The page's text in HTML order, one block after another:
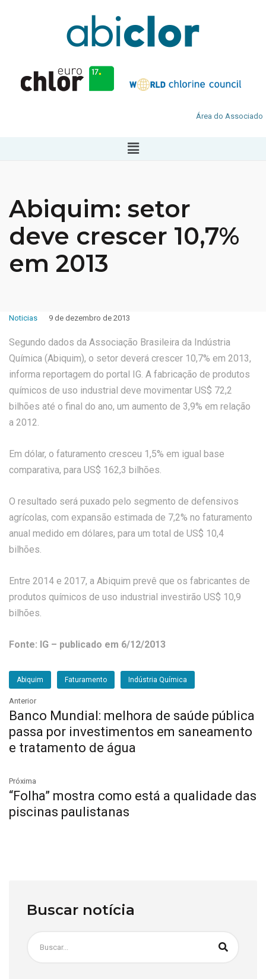
Área do Associado
Abiquim: setor
deve crescer 10,7%
em 2013
Noticias 9 de dezembro de 2013
Segundo dados da Associação Brasileira da Indústria
Química (Abiquim), o setor deverá crescer 10,7% em 2013,
informa reportagem do portal IG. A fabricação de produtos
químicos de uso industrial deve movimentar US$ 72,2
bilhões até o final do ano, um aumento de 3,9% em relação
a 2012.
Em dólar, o faturamento cresceu 1,5% em igual base
comparativa, para US$ 162,3 bilhões.
O resultado será puxado pelo segmento de defensivos
agrícolas, com expansão estimada de 7,2% no faturamento
anual medido em dólares, para um total de US$ 10,4
bilhões.
Entre 2014 e 2017, a Abiquim prevê que os fabricantes de
produtos químicos de uso industrial investirão US$ 10,9
bilhões.
Fonte: IG – publicado em 6/12/2013
Abiquim Faturamento Indústria Química
Anterior
Banco Mundial: melhora de saúde pública
passa por investimentos em saneamento
e tratamento de água
Próxima
“Folha” mostra como está a qualidade das
piscinas paulistanas
Buscar notícia